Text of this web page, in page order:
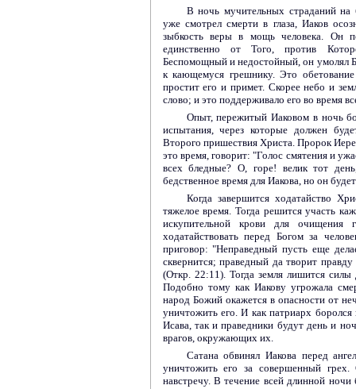
В ночь мучительных страданий на
уже смотрел смерти в глаза, Иаков
зыбкость веры в мощь человека. Он
единственно от Того, против
Беспомощный и недостойный, он умолял
к кающемуся грешнику. Это
простит его и примет. Скорее небо и
слово; и это поддерживало его во время
Опыт, пережитый Иаковом в ночь
испытания, через которые должен
Второго пришествия Христа. Пророк
это время, говорит: "Голос смятения и
всех бледные? О, горе! велик тот
бедственное время для Иакова, но он
Когда завершится ходатайство
тяжелое время. Тогда решится участь
искупительной крови для очищения
ходатайствовать перед Богом за
приговор: "Неправедный пусть еще
сквернится; праведный да творит
(Откр. 22:11). Тогда земля лишится
Подобно тому как Иакову угрожала
народ Божий окажется в опасности от
уничтожить его. И как патриарх
Исава, так и праведники будут день и
врагов, окружающих их.
Сатана обвинял Иакова перед
уничтожить его за совершенный
навстречу. В течение всей длинной